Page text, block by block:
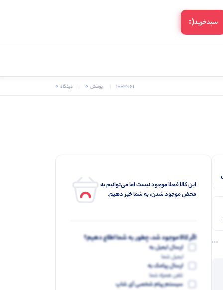
سبد‌خرید(:
1003061 پرسش 0 دیدگاه 0
این کالا فعلا موجود نیست اما می‌توانیم به
محض موجود شدن، به شما خبر دهیم.
اگر کالا موجود شد، چطور به شما اطلاع دهیم؟
ارسال ایمیل به
ایمیل شما
ارسال پیامک به
تلفن همراه شما
سیستم پیام شخصی آی شاپ